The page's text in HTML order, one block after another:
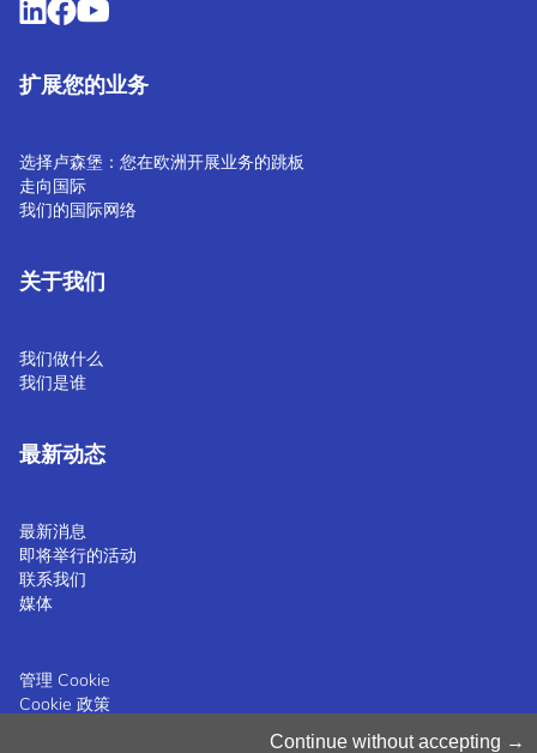
扩展您的业务
选择卢森堡：您在欧洲开展业务的跳板
走向国际
我们的国际网络
关于我们
我们做什么
我们是谁
最新动态
最新消息
即将举行的活动
联系我们
媒体
管理 Cookie
Cookie 政策
Continue without accepting